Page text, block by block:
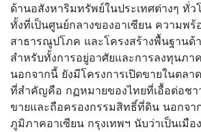
ด้านอสังหาริมทรัพย์ในประเทศต่างๆ ทั่ว
ทั้งที่เป็นศูนย์กลางของอาเซียน ความพร้
สาธารณูปโภค และโครงสร้างพื้นฐานด้
สำหรับทั้งการอยู่อาศัยและการลงทุนภา
นอกจากนี้ ยังมีโครงการเปิดขายในตลา
ที่สำคัญคือ กฏหมายของไทยที่เอื้อต่อชา
ขายและถือครองกรรมสิทธิ์ที่ดิน นอกจา
ภูมิภาคอาเซียน กรุงเทพฯ นับว่าเป็นเมื